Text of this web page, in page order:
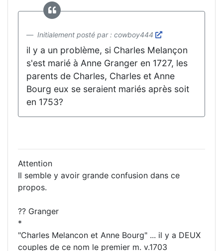
Initialement posté par : cowboy444
il y a un problème, si Charles Melançon
s'est marié à Anne Granger en 1727, les
parents de Charles, Charles et Anne
Bourg eux se seraient mariés après soit
en 1753?
Attention
Il semble y avoir grande confusion dans ce
propos.
?? Granger
*
"Charles Melancon et Anne Bourg" ... il y a DEUX
couples de ce nom le premier m. v.1703